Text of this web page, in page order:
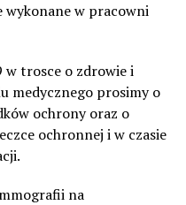
wykonane w pracowni
w trosce o zdrowie i
medycznego prosimy o
ochrony oraz o
ochronnej i w czasie
na